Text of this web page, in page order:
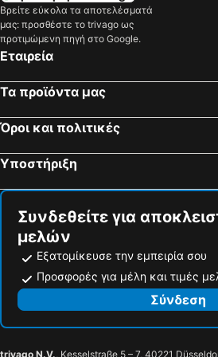
Hotel Elytis
Archontiko Kantartzi
Παραλία Κατερίνης, Κεντρική Μακεδονία Ξενοδοχεία
Αθήνα, Περιφέρεια Αττικής Ξενοδοχεία
Ασκέλι, Περιφέρεια Αττικής Ξενοδοχεία
Ναύπλιο, Πελοπόννησος Ξενοδοχεία
Χώρα
Χανιά, Κρήτη Ξενοδοχεία
Βρείτε εύκολα τα αποτελέσματά
μας: προσθέστε το trivago ως
προτιμώμενη πηγή στο Google.
Εταιρεία
Τα προϊόντα μας
Όροι και πολιτικές
Υποστήριξη
Συνδεθείτε για
μελών
Εξατομίκευσε την εμπειρία σου
Προσφορές για μέλη και τιμές
Σύνδεση
trivago N.V., Kesselstraße 5 – 7, 40221